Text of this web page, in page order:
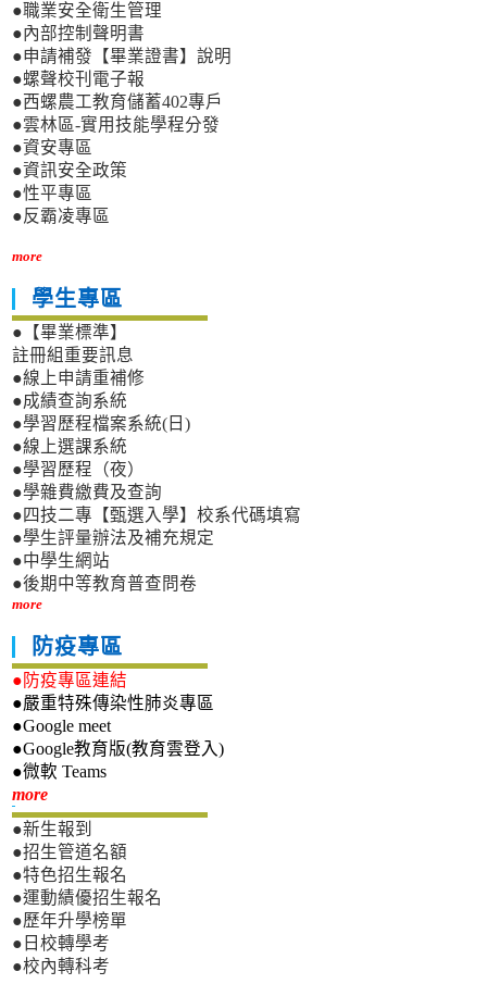
●職業安全衛生管理
●內部控制聲明書
●申請補發【畢業證書】說明
●螺聲校刊電子報
●西螺農工教育儲蓄402專戶
●雲林區-實用技能學程分發
●資安專區
●資訊安全政策
●性平專區
●反霸凌專區
more
學生專區
●【畢業標準】
註冊組重要訊息
●線上申請重補修
●成績查詢系統
●學習歷程檔案系統(日)
●線上選課系統
●學習歷程（夜）
●學雜費繳費及查詢
●四技二專【甄選入學】校系代碼填寫
●學生評量辦法及補充規定
●中學生網站
●後期中等教育普查問卷
more
防疫專區
●防疫專區連結
●嚴重特殊傳染性肺炎專區
●Google meet
●Google教育版(教育雲登入)
●微軟 Teams
more新生專區
●新生報到
●招生管道名額
●特色招生報名
●運動績優招生報名
●歷年升學榜單
●日校轉學考
●校內轉科考